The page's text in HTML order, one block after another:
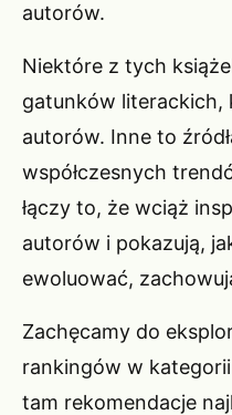
autorów.
Niektóre z tych
gatunków literackich,
autorów. Inne to
współczesnych
łączy to, że wciąż
autorów i pokazują,
ewoluować,
Zachęcamy do
rankingów w
tam rekomendacje